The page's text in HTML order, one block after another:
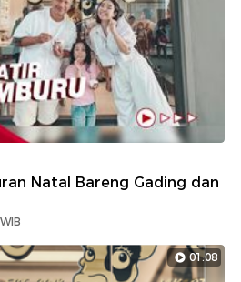
Natal Bareng Gading dan
01:08